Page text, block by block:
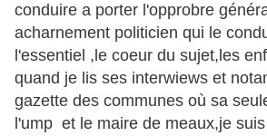
conduire a porter l'opprobre
acharnement politicien qui le
l'essentiel ,le coeur du sujet,les
quand je lis ses interwiews et
gazette des communes où sa
l'ump et le maire de meaux,je